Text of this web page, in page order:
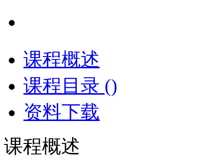
课程概述
课程目录 ()
资料下载
课程概述